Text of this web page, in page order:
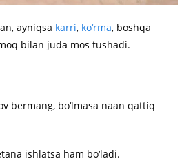
ayniqsa karri, ko‘rma, boshqa
bilan juda mos tushadi.
bermang, bo‘lmasa naan qattiq
ishlatsa ham bo‘ladi.